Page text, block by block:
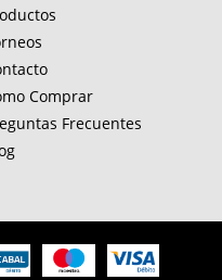
Comprar
Frecuentes